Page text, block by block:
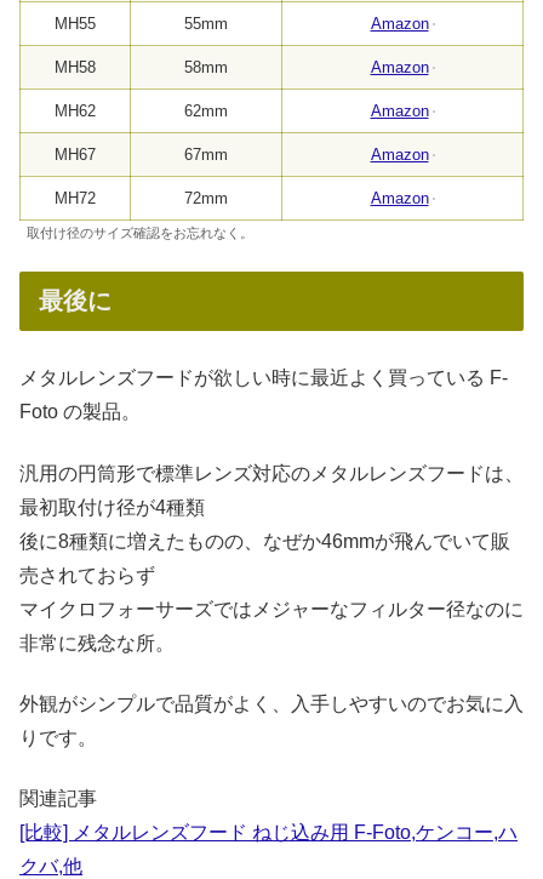
MH55 55mm Amazon
MH58 58mm Amazon
MH62 62mm Amazon
MH67 67mm Amazon
MH72 72mm Amazon
取付け径のサイズ確認をお忘れなく。
最後に
メタルレンズフードが欲しい時に最近よく買っている F-
Foto の製品。
汎用の円筒形で標準レンズ対応のメタルレンズフードは、
最初取付け径が4種類
後に8種類に増えたものの、なぜか46mmが飛んでいて販
売されておらず
マイクロフォーサーズではメジャーなフィルター径なのに
非常に残念な所。
外観がシンプルで品質がよく、入手しやすいのでお気に入
りです。
関連記事
[比較] メタルレンズフード ねじ込み用 F-Foto,ケンコー,ハ
クバ,他